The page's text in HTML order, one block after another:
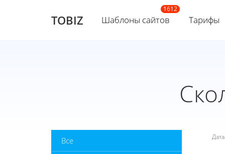
TOBIZ Шаблоны сайтов Тарифы
Все